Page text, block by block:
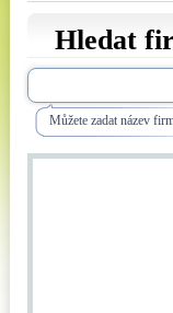
Hledat
Můžete zadat název